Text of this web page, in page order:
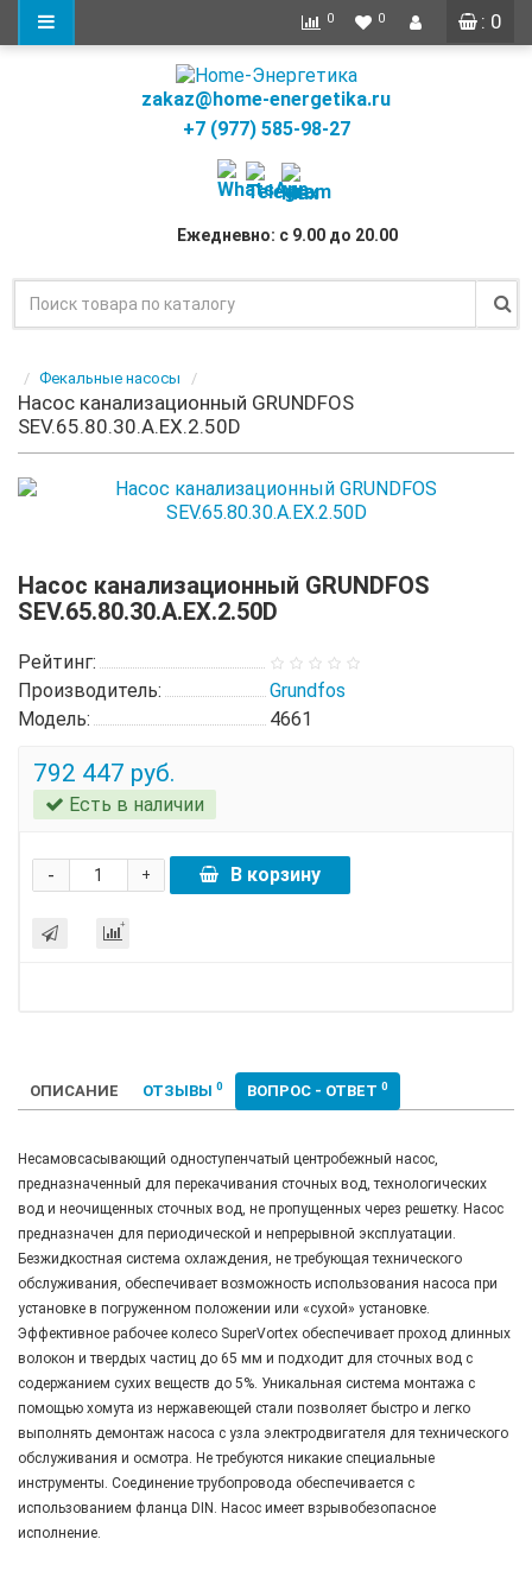
: 0
0 0
zakaz@home-energetika.ru
+7 (977) 585-98-27
Ежедневно: с 9.00 до 20.00
Фекальные насосы
Насос канализационный GRUNDFOS
SEV.65.80.30.A.EX.2.50D
Насос канализационный GRUNDFOS
SEV.65.80.30.A.EX.2.50D
Рейтинг:
Производитель:
Grundfos
Модель:
4661
792 447 руб.
Есть в наличии
+
- В корзину
ОПИСАНИЕ ОТЗЫВЫ 0 ВОПРОС - ОТВЕТ 0
Несамовсасывающий одноступенчатый центробежный насос,
предназначенный для перекачивания сточных вод, технологических
вод и неочищенных сточных вод, не пропущенных через решетку. Насос
предназначен для периодической и непрерывной эксплуатации.
Безжидкостная система охлаждения, не требующая технического
обслуживания, обеспечивает возможность использования насоса при
установке в погруженном положении или «сухой» установке.
Эффективное рабочее колесо SuperVortex обеспечивает проход длинных
волокон и твердых частиц до 65 мм и подходит для сточных вод с
содержанием сухих веществ до 5%. Уникальная система монтажа с
помощью хомута из нержавеющей стали позволяет быстро и легко
выполнять демонтаж насоса с узла электродвигателя для технического
обслуживания и осмотра. Не требуются никакие специальные
инструменты. Соединение трубопровода обеспечивается с
использованием фланца DIN. Насос имеет взрывобезопасное
исполнение.